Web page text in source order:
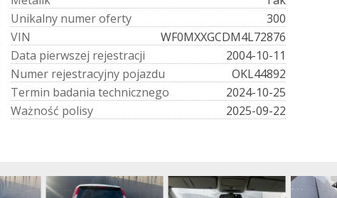
Unikalny numeroferty
300
VIN
WF0MXXGCDM4L72876
Data pierwszej rejestracji
2004-10-11
Numer rejestracyjny pojazdu
OKL44892
Termin badania technicznego
2024-10-25
Ważność polisy 2025-09-22